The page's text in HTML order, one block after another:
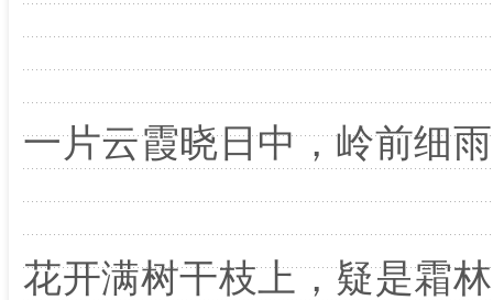
一片云霞晓日中，岭前细
花开满树干枝上，疑是霜